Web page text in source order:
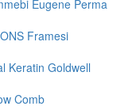
Eugene Perma
Framesi
Keratin Goldwell
Comb